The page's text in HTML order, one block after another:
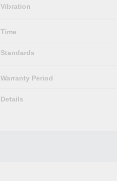
Vibration
Time
Standards
Warranty Period
Details